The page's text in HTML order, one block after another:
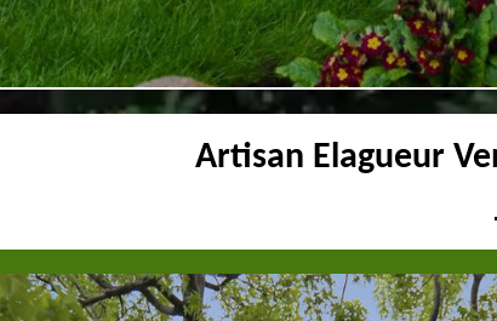
Artisan Elagueur